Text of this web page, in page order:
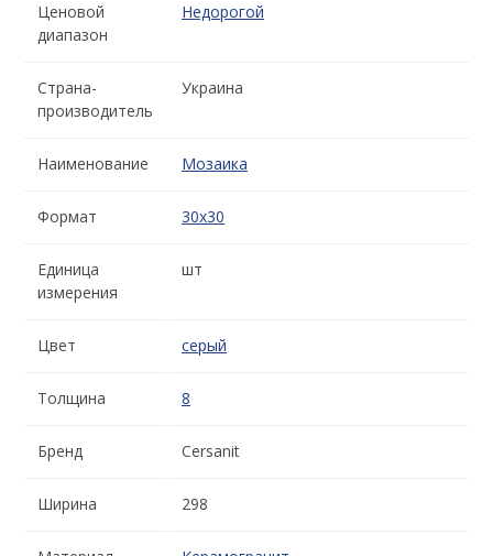
Ценовой
диапазон
Недорогой
Страна-
производитель
Украина
Наименование Мозаика
Формат 30x30
Единица
измерения
шт
Цвет серый
Толщина 8
Бренд Cersanit
Ширина 298